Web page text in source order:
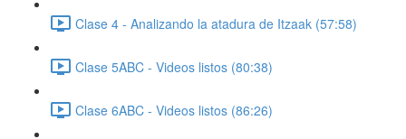
Clase 4 - Analizando la atadura de Itzaak (57:58)
Clase 5ABC - Videos listos (80:38)
Clase 6ABC - Videos listos (86:26)